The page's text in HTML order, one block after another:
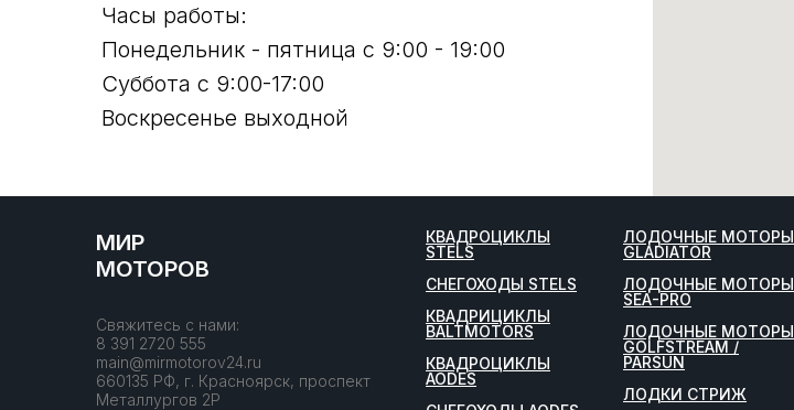
Часы работы:
Понедельник - пятница с 9:00 - 19:00
Суббота с 9:00-17:00
Воскресенье выходной
МИР
МОТОРОВ
Свяжитесь с нами:
8 391 2720 555
main@mirmotorov24.ru
660135 РФ, г. Красноярск, проспект
Металлургов 2Р
КВАДРОЦИКЛЫ
STELS
СНЕГОХОДЫ STELS
КВАДРИЦИКЛЫ
BALTMOTORS
КВАДРОЦИКЛЫ
AODES
ЛОДОЧНЫЕ МОТОРЫ
GLADIATOR
ЛОДОЧНЫЕ МОТОРЫ
SEA-PRO
ЛОДОЧНЫЕ МОТОРЫ
GOLFSTREAM /
PARSUN
ЛОДКИ СТРИЖ